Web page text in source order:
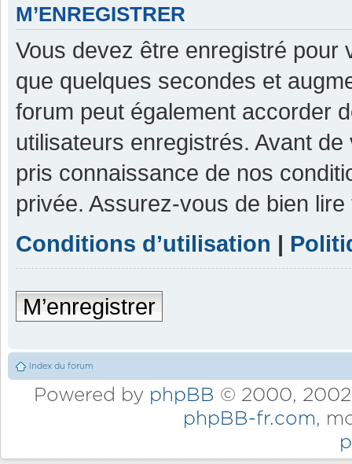
M’ENREGISTRER
Vous devez être enregistré pour
que quelques secondes et
forum peut également accorder
utilisateurs enregistrés. Avant
pris connaissance de nos
privée. Assurez-vous de bien
Conditions d’utilisation |
M’enregistrer
Index du forum
Powered by phpBB © 2000,
phpBB-fr.com,